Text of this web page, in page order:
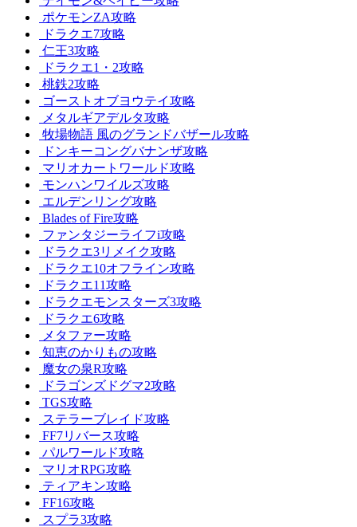
ポケモンZA攻略
ドラクエ7攻略
仁王3攻略
ドラクエ1・2攻略
桃鉄2攻略
ゴーストオブヨウテイ攻略
メタルギアデルタ攻略
牧場物語 風のグランドバザール攻略
ドンキーコングバナンザ攻略
マリオカートワールド攻略
モンハンワイルズ攻略
エルデンリング攻略
Blades of Fire攻略
ファンタジーライフi攻略
ドラクエ3リメイク攻略
ドラクエ10オフライン攻略
ドラクエ11攻略
ドラクエモンスターズ3攻略
ドラクエ6攻略
メタファー攻略
知恵のかりもの攻略
魔女の泉R攻略
ドラゴンズドグマ2攻略
TGS攻略
ステラーブレイド攻略
FF7リバース攻略
パルワールド攻略
マリオRPG攻略
ティアキン攻略
FF16攻略
スプラ3攻略